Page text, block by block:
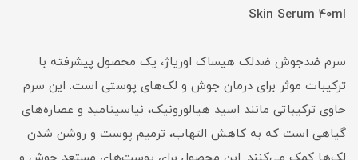
Skin Serum 40ml
سرم ضدجوش ضدلک هیساک اوریاژ، یک محصول پیشرفته با
ترکیبات موثر برای درمان جوش و لک‌های پوستی است. این سرم
حاوی ترکیباتی مانند اسید هیالورونیک، نیاسینامید و عصاره‌های
گیاهی است که به کاهش التهاب، ترمیم پوست و روشن شدن